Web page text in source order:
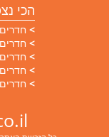
הכי